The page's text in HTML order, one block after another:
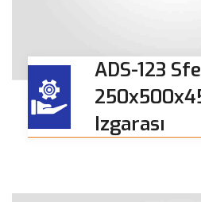
ADS-123
Izgarası